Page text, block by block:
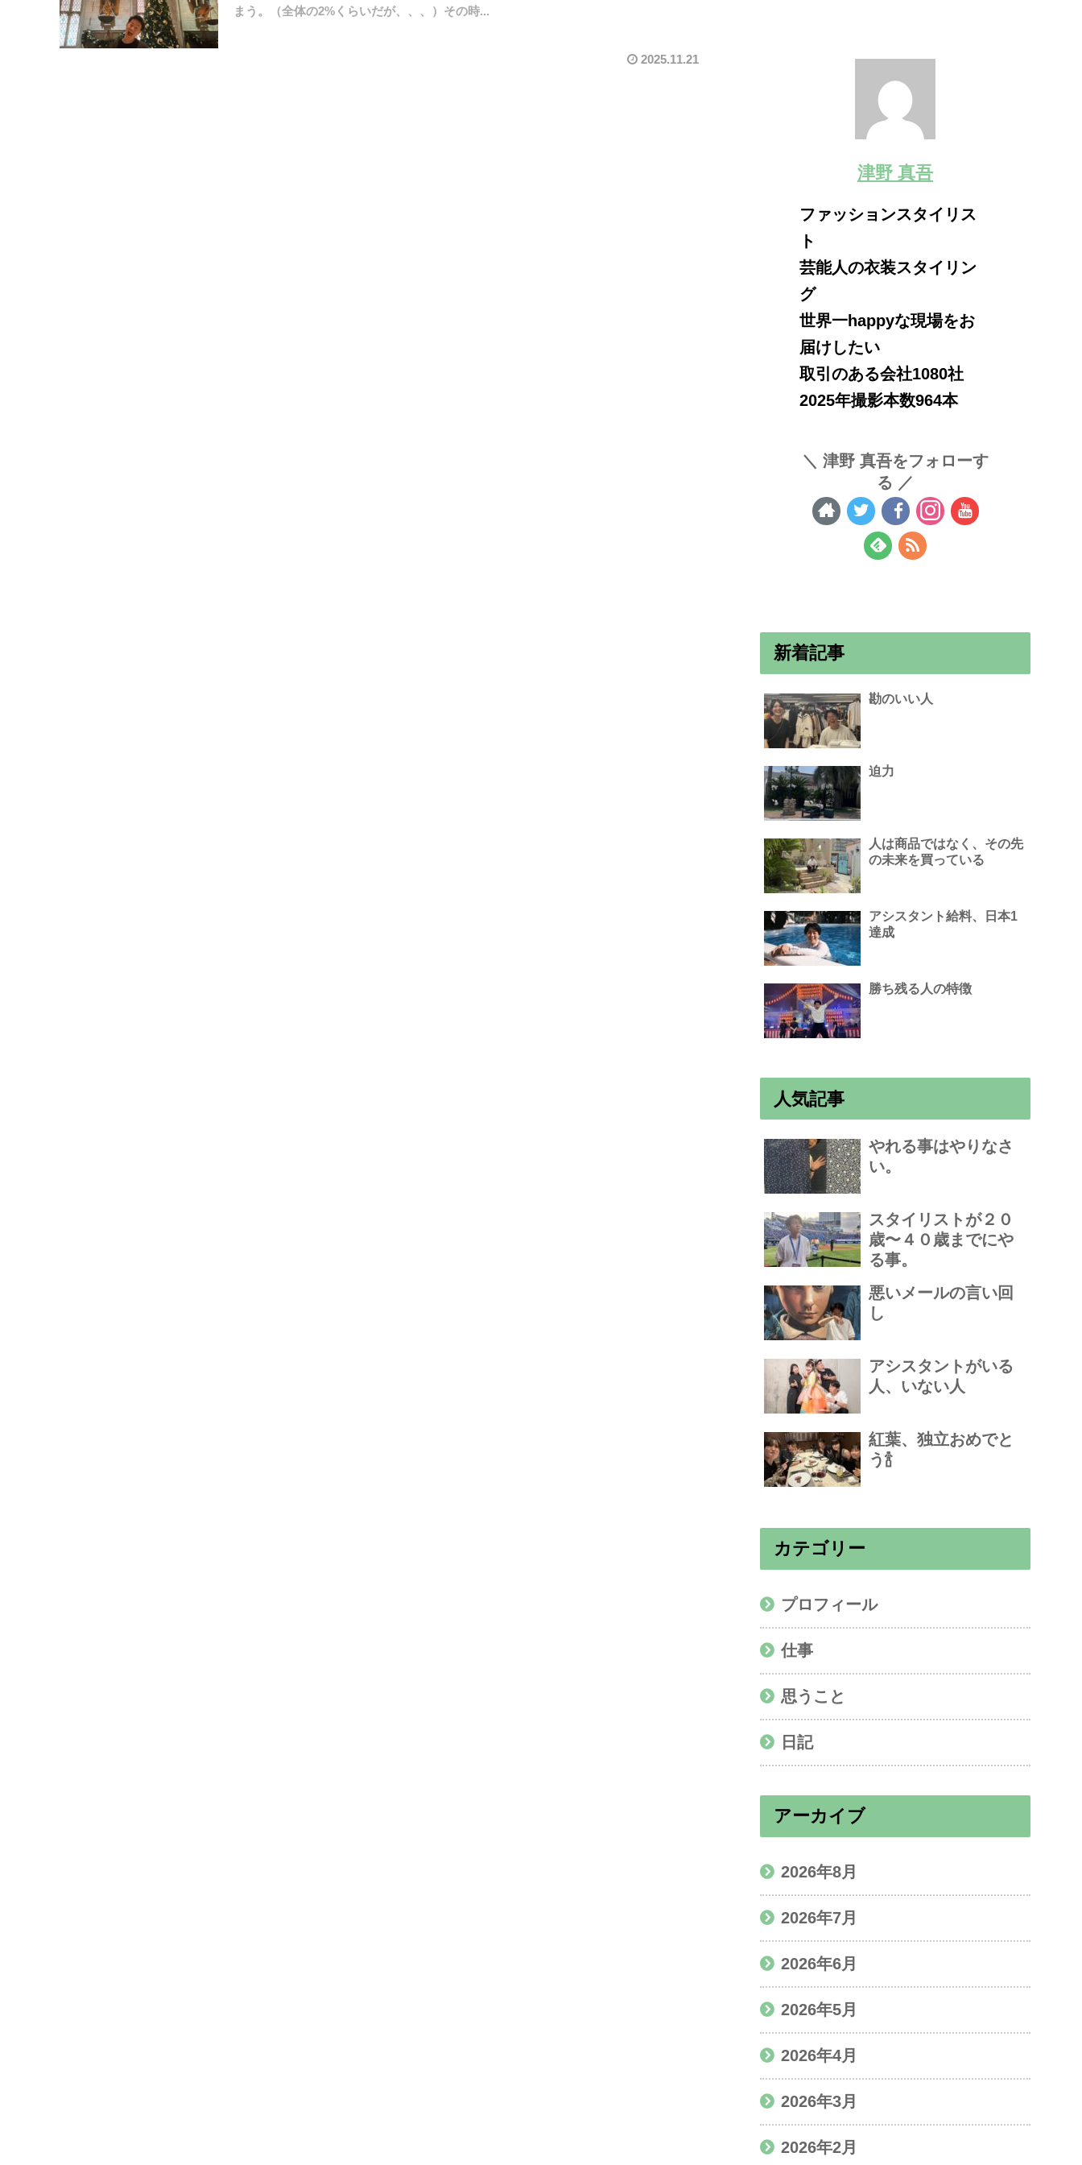
まう。（全体の2%くらいだが、、、）その時...
2025.11.21
津野 真吾
ファッションスタイリス
ト
芸能人の衣装スタイリン
グ
世界一happyな現場をお
届けしたい
取引のある会社1080社
2025年撮影本数964本
津野 真吾をフォローす
る
新着記事
勘のいい人
迫力
人は商品ではなく、その先
の未来を買っている
アシスタント給料、日本1
達成
勝ち残る人の特徴
人気記事
やれる事はやりなさ
い。
スタイリストが２０
歳〜４０歳までにや
る事。
悪いメールの言い回
し
アシスタントがいる
人、いない人
紅葉、独立おめでと
う🍾
カテゴリー
プロフィール
仕事
思うこと
日記
アーカイブ
2026年8月
2026年7月
2026年6月
2026年5月
2026年4月
2026年3月
2026年2月